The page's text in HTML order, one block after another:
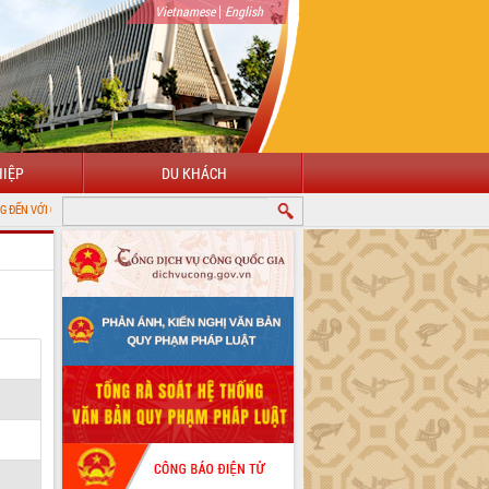
Vietnamese| English
DU KHÁCH
THÔNG TIN ĐIỆN TỬ TỈNH ĐẮK LẮK